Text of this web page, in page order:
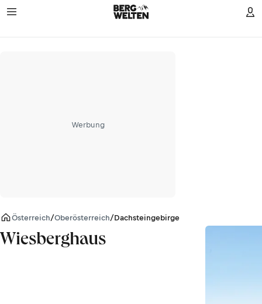
Werbung
Österreich/Oberösterreich/Dachsteingebirge
Wiesberghaus